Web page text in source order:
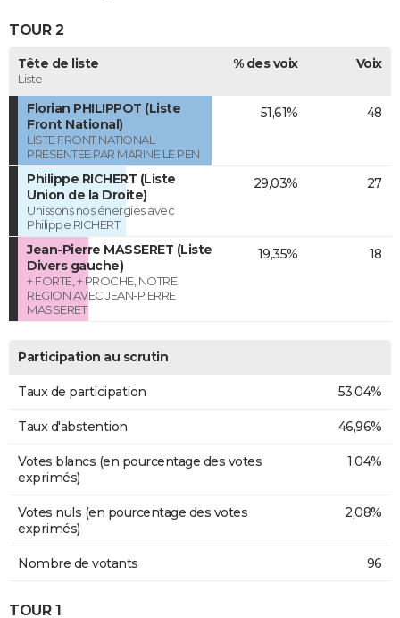
TOUR 2
Tête de liste
Liste
% des voix Voix
Florian PHILIPPOT (Liste
Front National)
LISTE FRONT NATIONAL
PRESENTEE PAR MARINE LE PEN
51,61% 48
Philippe RICHERT (Liste
Union de la Droite)
Unissons nos énergies avec
Philippe RICHERT
29,03% 27
Jean-Pierre MASSERET (Liste
Divers gauche)
+ FORTE, + PROCHE, NOTRE
REGION AVEC JEAN-PIERRE
MASSERET
19,35% 18
Participation au scrutin
Taux de participation 53,04%
Taux d'abstention 46,96%
Votes blancs (en pourcentage des votes
exprimés)
1,04%
Votes nuls (en pourcentage des votes
exprimés)
2,08%
Nombre de votants 96
TOUR 1